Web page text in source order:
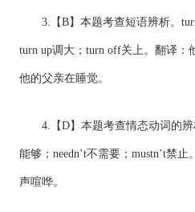
3.【B】本题考查短语辨析。turn
turn up调大；turn off关上。翻译：
他的父亲在睡觉。
4.【D】本题考查情态动词的辨
能够；needn’t不需要；mustn’t禁
声喧哗。